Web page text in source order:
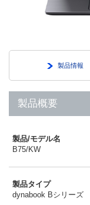
製品情報
製品概要
製品/モデル名
B75/KW
製品タイプ
dynabook Bシリーズ